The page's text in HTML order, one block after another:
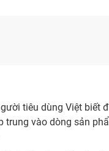
tiêu dùng Việt biết
vào dòng sản